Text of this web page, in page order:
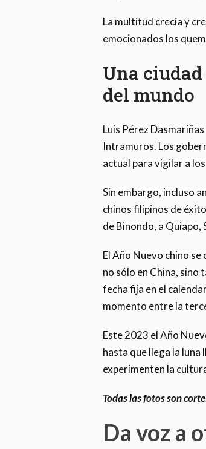
La multitud crecía y
emocionados los
Una
del mundo
Luis Pérez
Intramuros. Los
actual para vigilar a
Sin embargo, incluso
chinos filipinos de
de Binondo, a
El Año Nuevo chino
no sólo en China, sino
fecha fija en el
momento entre la
Este 2023 el Año
hasta que llega la
experimenten la
Todas las fotos son
Da voz a